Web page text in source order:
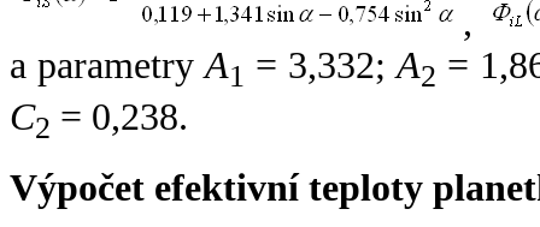
,
a parametryA1 = 3,332;A2 =
C2 = 0,238.
Výpočet efektivní teploty